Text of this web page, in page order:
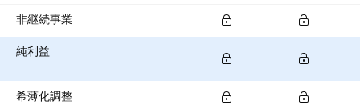
非継続事業
純利益
希薄化調整